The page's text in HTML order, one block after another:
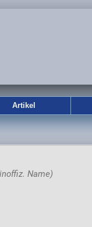
Artikel